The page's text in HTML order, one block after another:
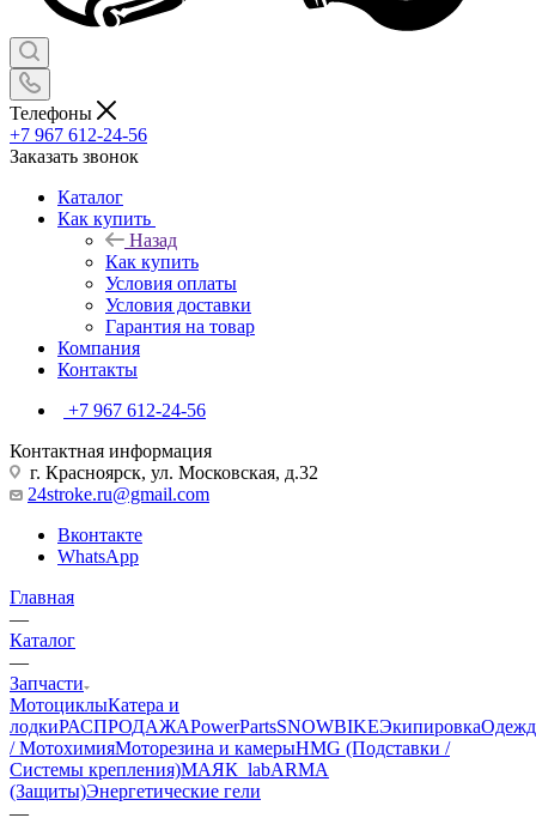
Телефоны
+7 967 612-24-56
Заказать звонок
Каталог
Как купить
Назад
Как купить
Условия оплаты
Условия доставки
Гарантия на товар
Компания
Контакты
+7 967 612-24-56
Контактная информация
г. Красноярск, ул. Московская, д.32
24stroke.ru@gmail.com
Вконтакте
WhatsApp
Главная
—
Каталог
—
Запчасти
МотоциклыКатера и
лодкиРАСПРОДАЖАPowerPartsSNOWBIKEЭкипировка
/ МотохимияМоторезина и камерыHMG (Подставки /
Системы крепления)МАЯК_labARMA
(Защиты)Энергетические гели
—